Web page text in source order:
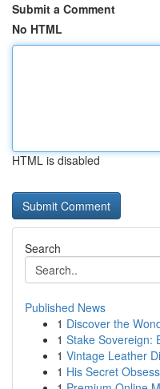
Submit a Comment
No HTML
HTML is disabled
Search
Published News
1 Discover the
1 Stake Sovereign:
1 Vintage Leather
1 His Secret